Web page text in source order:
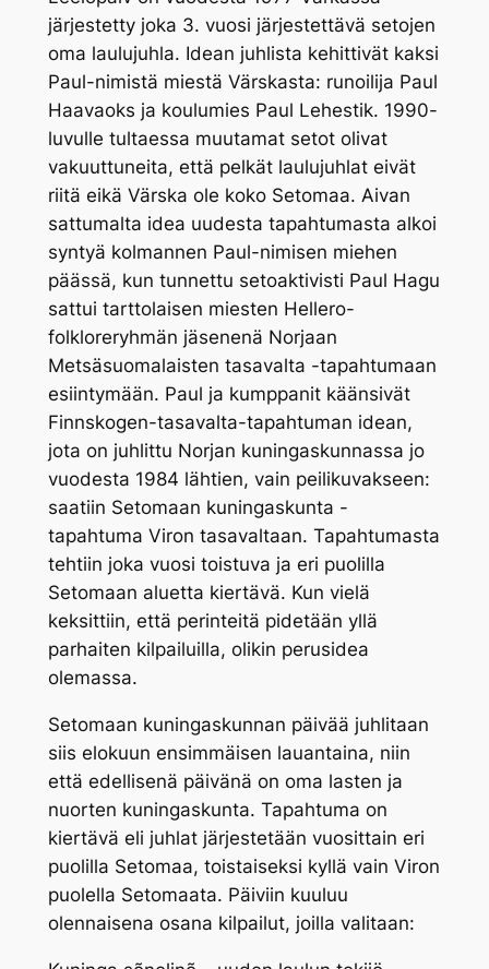
järjestetty joka 3. vuosi järjestettävä setojen
oma laulujuhla. Idean juhlista kehittivät kaksi
Paul-nimistä miestä Värskasta: runoilija Paul
Haavaoks ja koulumies Paul Lehestik. 1990-
luvulle tultaessa muutamat setot olivat
vakuuttuneita, että pelkät laulujuhlat eivät
riitä eikä Värska ole koko Setomaa. Aivan
sattumalta idea uudesta tapahtumasta alkoi
syntyä kolmannen Paul-nimisen miehen
päässä, kun tunnettu setoaktivisti Paul Hagu
sattui tarttolaisen miesten Hellero-
folkloreryhmän jäsenenä Norjaan
Metsäsuomalaisten tasavalta -tapahtumaan
esiintymään. Paul ja kumppanit käänsivät
Finnskogen-tasavalta-tapahtuman idean,
jota on juhlittu Norjan kuningaskunnassa jo
vuodesta 1984 lähtien, vain peilikuvakseen:
saatiin Setomaan kuningaskunta -
tapahtuma Viron tasavaltaan. Tapahtumasta
tehtiin joka vuosi toistuva ja eri puolilla
Setomaan aluetta kiertävä. Kun vielä
keksittiin, että perinteitä pidetään yllä
parhaiten kilpailuilla, olikin perusidea
olemassa.
Setomaan kuningaskunnan päivää juhlitaan
siis elokuun ensimmäisen lauantaina, niin
että edellisenä päivänä on oma lasten ja
nuorten kuningaskunta. Tapahtuma on
kiertävä eli juhlat järjestetään vuosittain eri
puolilla Setomaa, toistaiseksi kyllä vain Viron
puolella Setomaata. Päiviin kuuluu
olennaisena osana kilpailut, joilla valitaan: